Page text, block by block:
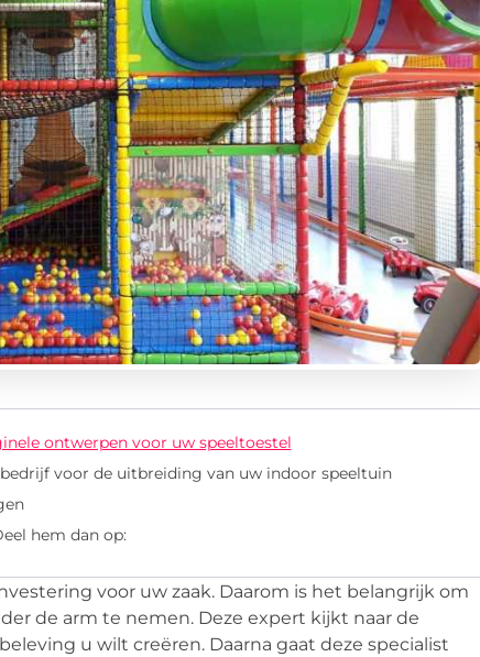
ontwerpen voor uw speeltoestel
voor de uitbreiding van uw indoor speeltuin
hem dan op:
voor uw zaak. Daarom is het belangrijk om
de arm te nemen. Deze expert kijkt naar de
u wilt creëren. Daarna gaat deze specialist